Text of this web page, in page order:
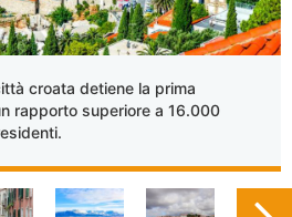
croata detiene la prima
rapporto superiore a 16.000